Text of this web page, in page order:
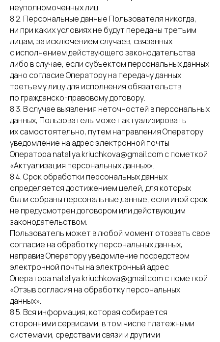
неуполномоченных лиц.
8.2. Персональные данные Пользователя никогда,
ни при каких условиях не будут переданы третьим
лицам, за исключением случаев, связанных
с исполнением действующего законодательства
либо в случае, если субъектом персональных данных
дано согласие Оператору на передачу данных
третьему лицу для исполнения обязательств
по гражданско-правовому договору.
8.3. В случае выявления неточностей в персональных
данных, Пользователь может актуализировать
их самостоятельно, путем направления Оператору
уведомление на адрес электронной почты
Оператора nataliya.kriuchkova@gmail.com с пометкой
«Актуализация персональных данных».
8.4. Срок обработки персональных данных
определяется достижением целей, для которых
были собраны персональные данные, если иной срок
не предусмотрен договором или действующим
законодательством.
Пользователь может в любой момент отозвать свое
согласие на обработку персональных данных,
направив Оператору уведомление посредством
электронной почты на электронный адрес
Оператора nataliya.kriuchkova@gmail.com с пометкой
«Отзыв согласия на обработку персональных
данных».
8.5. Вся информация, которая собирается
сторонними сервисами, в том числе платежными
системами, средствами связи и другими